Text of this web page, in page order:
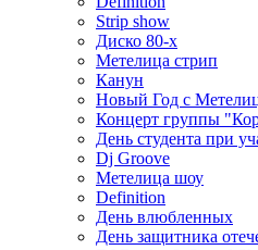
Strip show
Диско 80-х
Метелица стрип
Канун
Новый Год с
Концерт группы
День студента при
Dj Groove
Метелица шоу
Definition
День влюбленных
День защитника